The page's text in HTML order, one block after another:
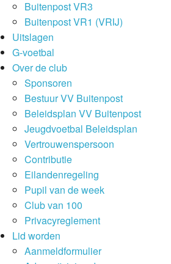
Buitenpost VR3
Buitenpost VR1 (VRIJ)
Uitslagen
G-voetbal
Over de club
Sponsoren
Bestuur VV Buitenpost
Beleidsplan VV Buitenpost
Jeugdvoetbal Beleidsplan
Vertrouwenspersoon
Contributie
Eilandenregeling
Pupil van de week
Club van 100
Privacyreglement
Lid worden
Aanmeldformulier